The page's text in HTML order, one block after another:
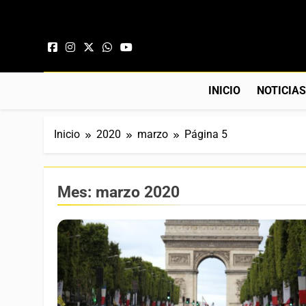
INICIO NOTICIAS
Inicio 2020 marzo Página 5
Mes: marzo 2020